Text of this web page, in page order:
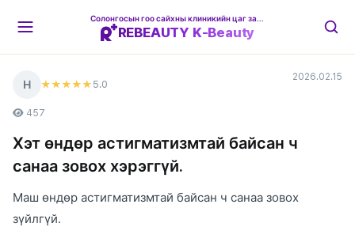
REBEAUTY K-Beauty
Н ★★★★★ 5.0
2026.02.15
457
Хэт өндөр астигматизмтай байсан ч
санаа зовох хэрэггүй.
Маш өндөр астигматизмтай байсан ч санаа зовох
зүйлгүй.